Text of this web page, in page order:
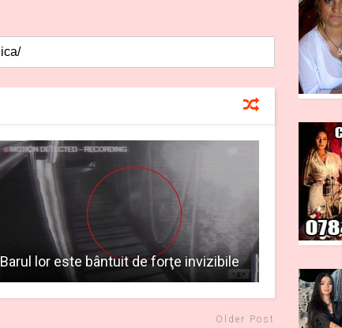
Barul lor este bântuit de forţe invizibile
Older Post